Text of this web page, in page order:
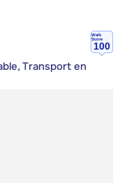
Walk
Score
100
Transport en